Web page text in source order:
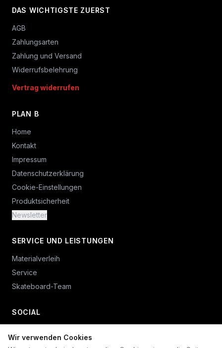
Wir verwenden Cookies
DAS WICHTIGSTE ZUERST
AGB
Zahlungsarten
Zahlung und Versand
Widerrufsbelehrung
Vertrag widerrufen
PLAN B
Home
Kontakt
Impressum
Datenschutzerklärung
Cookie-Einstellungen
Produktsicherheit
Newsletter
SERVICE UND LEISTUNGEN
Materialverleih
Service
Skateboard-Team
SOCIAL